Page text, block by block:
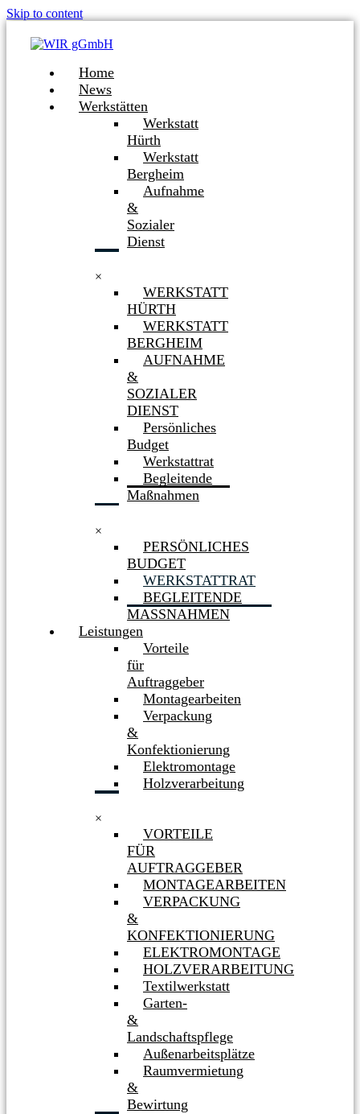
Skip to content
Home
News
Werkstätten
Werkstatt
Hürth
Werkstatt
Bergheim
Aufnahme
&
Sozialer
Dienst
×
WERKSTATT
HÜRTH
WERKSTATT
BERGHEIM
AUFNAHME
&
SOZIALER
DIENST
Persönliches
Budget
Werkstattrat
Begleitende
Maßnahmen
×
PERSÖNLICHES
BUDGET
WERKSTATTRAT
BEGLEITENDE
MASSNAHMEN
Leistungen
Vorteile
für
Auftraggeber
Montagearbeiten
Verpackung
&
Konfektionierung
Elektromontage
Holzverarbeitung
×
VORTEILE
FÜR
AUFTRAGGEBER
MONTAGEARBEITEN
VERPACKUNG
&
KONFEKTIONIERUNG
ELEKTROMONTAGE
HOLZVERARBEITUNG
Textilwerkstatt
Garten-
&
Landschaftspflege
Außenarbeitsplätze
Raumvermietung
&
Bewirtung